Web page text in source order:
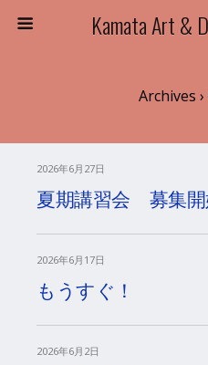
Kamata Art &
Archives
2026年6月27日
夏期講習会 募集
2026年6月17日
もうすぐ！
2026年6月2日